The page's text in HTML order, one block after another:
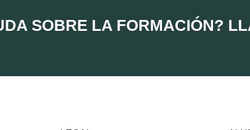
SOBRE LA FORMACIÓN?